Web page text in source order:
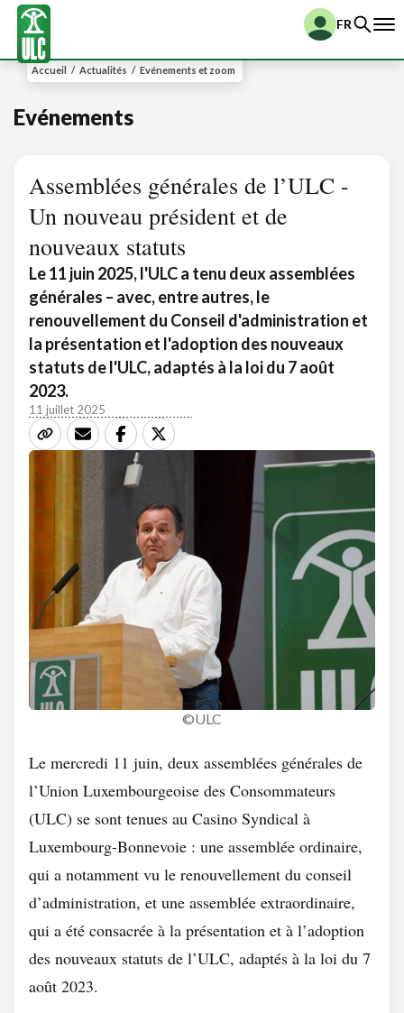
FR
Accueil / Actualités / Evénements et zoom
Evénements
Assemblées générales de l’ULC -
Un nouveau président et de
nouveaux statuts
Le 11 juin 2025, l'ULC a tenu deux assemblées
générales – avec, entre autres, le
renouvellement du Conseil d'administration et
la présentation et l'adoption des nouveaux
statuts de l'ULC, adaptés à la loi du 7 août
2023.
11 juillet 2025
©ULC
Le mercredi 11 juin, deux assemblées générales de
l’Union Luxembourgeoise des Consommateurs
(ULC) se sont tenues au Casino Syndical à
Luxembourg-Bonnevoie : une assemblée ordinaire,
qui a notamment vu le renouvellement du conseil
d’administration, et une assemblée extraordinaire,
qui a été consacrée à la présentation et à l’adoption
des nouveaux statuts de l’ULC, adaptés à la loi du 7
août 2023.